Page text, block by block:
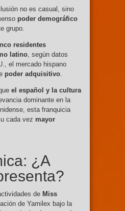
no es casual, sino
poder demográfico
grupo.
residentes
latino , según datos
, el mercado hispano
poder adquisitivo
el español y la cultura
dominante en la
esta franquicia
cada vez mayor
¿A
de Miss
de Yamilex bajo la